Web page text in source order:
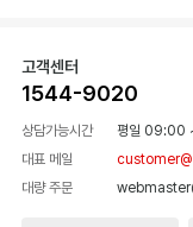
고객센터
1544-9020
상담가능시간 평일 09:00
대표 메일
대량 주문